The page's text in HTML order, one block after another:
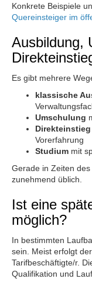
Konkrete Beispiele
Quereinsteiger im
Ausbildung,
Es gibt mehrere
klassische
Umschulung
Vorerfahrung
Studiummit
Gerade in Zeiten
zunehmend üblich.
Ist eine
möglich?
In bestimmten
sein. Meist erfolgt
Tarifbeschäftigte/r.
Qualifikation und